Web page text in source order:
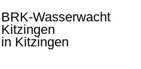
BRK-Wasserwacht
Kitzingen
in Kitzingen